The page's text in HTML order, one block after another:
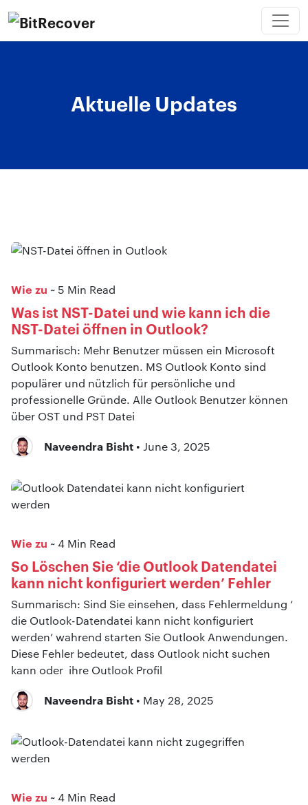
Aktuelle Updates
Wie zu ~ 5 Min Read
Was ist NST-Datei und wie kann ich die
NST-Datei öffnen in Outlook?
Summarisch: Mehr Benutzer müssen ein Microsoft
Outlook Konto benutzen. MS Outlook Konto sind
populärer und nützlich für persönliche und
professionelle Gründe. Alle Outlook Benutzer können
über OST und PST Datei
Naveendra Bisht • June 3, 2025
Wie zu ~ 4 Min Read
So Löschen Sie ‘die Outlook Datendatei
kann nicht konfiguriert werden’ Fehler
Summarisch: Sind Sie einsehen, dass Fehlermeldung ‘
die Outlook-Datendatei kann nicht konfiguriert
werden’ wahrend starten Sie Outlook Anwendungen.
Diese Fehler bedeutet, dass Outlook nicht suchen
kann oder ihre Outlook Profil
Naveendra Bisht • May 28, 2025
Wie zu ~ 4 Min Read